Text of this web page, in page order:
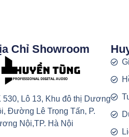
Chỉ Showroom
530, Lô 13, Khu đô thị Dương
Đường Lê Trọng Tấn, P.
Nội,TP. Hà Nội